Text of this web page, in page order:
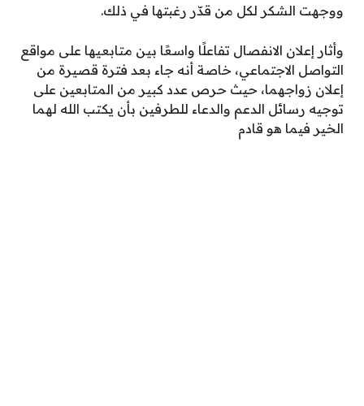
ووجهت الشكر لكل من قدّر رغبتها في ذلك.
وأثار إعلان الانفصال تفاعلًا واسعًا بين متابعيها على مواقع
التواصل الاجتماعي، خاصة أنه جاء بعد فترة قصيرة من
إعلان زواجهما، حيث حرص عدد كبير من المتابعين على
توجيه رسائل الدعم والدعاء للطرفين بأن يكتب الله لهما
الخير فيما هو قادم